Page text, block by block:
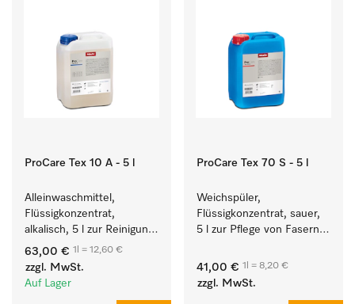
ProCare Tex 10 A - 5 l
Alleinwaschmittel,
Flüssigkonzentrat,
alkalisch, 5 l zur Reinigung
weißer Textilien und
farbechter Buntwäsche.
63,00 € 1l = 12,60 €
zzgl. MwSt.
Auf Lager
ProCare Tex 70 S - 5 l
Weichspüler,
Flüssigkonzentrat, sauer,
5 l zur Pflege von Fasern
Geschmeidigkeit der
Textilien.
41,00 € 1l = 8,20 €
zzgl. MwSt.